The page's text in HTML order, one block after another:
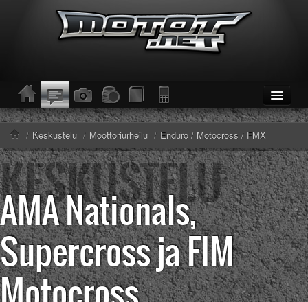
ETUSIVU
Moottoripyörät
Kevytmoottoripyörät
Mopot
Enduro/MX
KESKUSTELU
Haku
Säännöt ja ohjeet
KUVAT/VIDEOT
Haku
Säännöt ja ohjeet
Uudet ajoneuvot
/ Keskustelu / Moottoriurheilu / Enduro / Motocross / FMX
AMA Nationals,
Supercross ja FIM
Motocross